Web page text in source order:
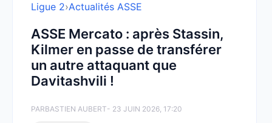
Ligue 2›Actualités ASSE
ASSE Mercato : après Stassin,
Kilmer en passe de transférer
un autre attaquant que
Davitashvili !
PARBASTIEN AUBERT- 23 JUIN 2026, 17:20